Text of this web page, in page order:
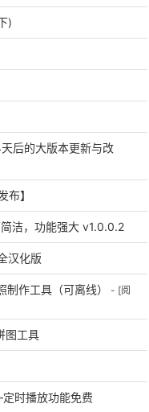
)
后的大版本更新与改
】
洁，功能强大 v1.0.0.2
汉化版
作工具（可离线）
- [阅
图工具
时播放功能免费